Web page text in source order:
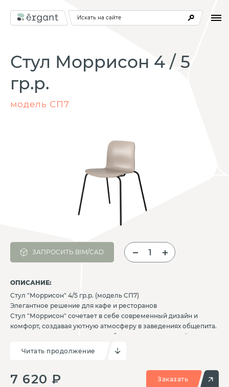
Искать на сайте
Стул Моррисон 4 / 5
гр.р.
модель СП7
ЗАПРОСИТЬ BIM/CAD
ОПИСАНИЕ:
Стул "Моррисон" 4/5 гр.р. (модель СП7)
Элегантное решение для кафе и ресторанов
Стул "Моррисон" сочетает в себе современный дизайн и
комфорт, создавая уютную атмосферу в заведениях общепита.
✔ Эргономичное сиденье – удобство для посетителей
✔ Стильный дизайн – плавные линии и оригинальные ножки
✔ Прочная конструкция – устойчивость и долговечность
Материал:
Читать продолжение
7 620 ₽ Заказать